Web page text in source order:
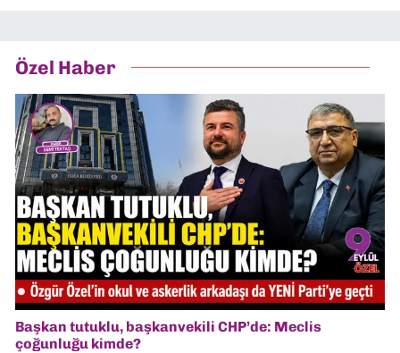
Özel Haber
Başkan tutuklu, başkanvekili CHP’de: Meclis
çoğunluğu kimde?